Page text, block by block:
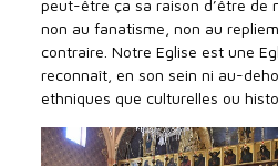
peut-être ça sa raison d’être de
non au fanatisme, non au
contraire. Notre Eglise est une
reconnaît, en son sein ni au-
ethniques que culturelles ou